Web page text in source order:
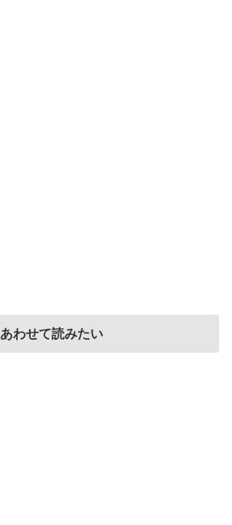
あわせて読みたい